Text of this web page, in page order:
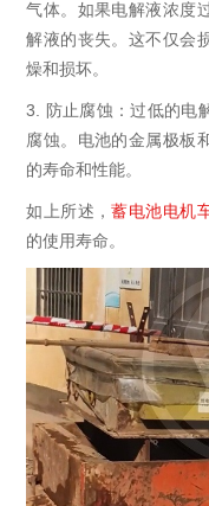
气体。如果电解液浓度
解液的丧失。这不仅会
燥和损坏。
3.
防止腐蚀：过低的电
腐蚀。电池的金属极板
的寿命和性能。
如上所述，蓄电池电机
的使用寿命。